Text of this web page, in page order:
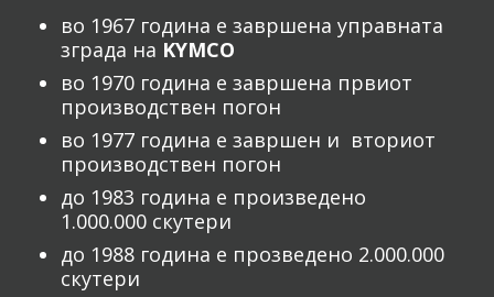
во 1967 година е завршена управната
зграда на KYMCO
во 1970 година е завршена првиот
производствен погон
во 1977 година е завршен и вториот
производствен погон
до 1983 година е произведено
1.000.000 скутери
до 1988 година е прозведено 2.000.000
скутери